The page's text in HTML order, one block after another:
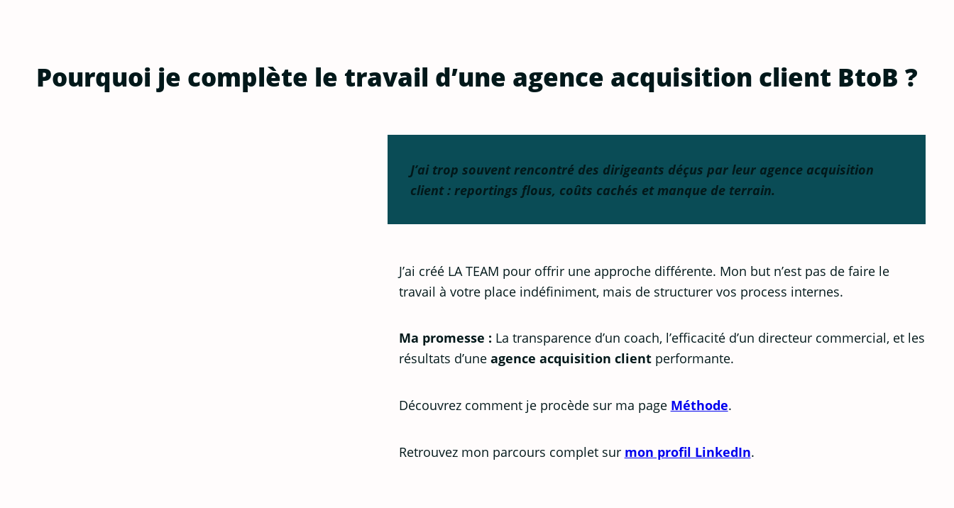
Pourquoi je complète le travail d’une agence acquisition client BtoB ?
J’ai trop souvent rencontré des dirigeants déçus par leur agence acquisition
client: reportings flous, coûts cachés et manque de terrain.
J’ai créé LA TEAM pour offrir une approche différente. Mon but n’est pas de faire le
travail à votre place indéfiniment, mais de structurer vos process internes.
Ma promesse : La transparence d’un coach, l’efficacité d’un directeur commercial, et les
résultats d’une agence acquisition clientperformante.
Découvrez comment je procède sur ma page Méthode.
Retrouvez mon parcours complet sur mon profil LinkedIn.